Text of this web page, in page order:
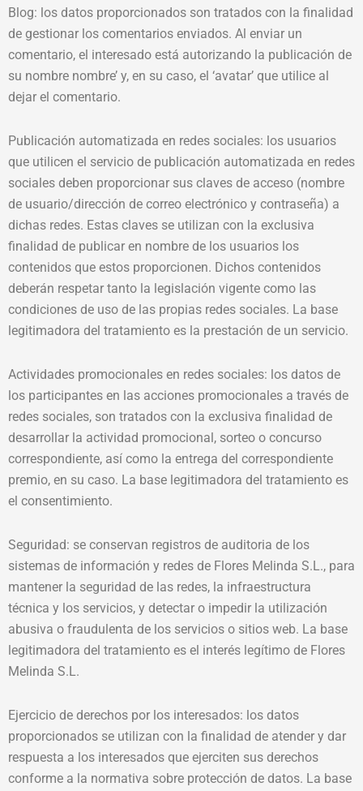
Blog: los datos proporcionados son tratados con la finalidad
de gestionar los comentarios enviados. Al enviar un
comentario, el interesado está autorizando la publicación de
su nombre nombre’ y, en su caso, el ‘avatar’ que utilice al
dejar el comentario.
Publicación automatizada en redes sociales: los usuarios
que utilicen el servicio de publicación automatizada en redes
sociales deben proporcionar sus claves de acceso (nombre
de usuario/dirección de correo electrónico y contraseña) a
dichas redes. Estas claves se utilizan con la exclusiva
finalidad de publicar en nombre de los usuarios los
contenidos que estos proporcionen. Dichos contenidos
deberán respetar tanto la legislación vigente como las
condiciones de uso de las propias redes sociales. La base
legitimadora del tratamiento es la prestación de un servicio.
Actividades promocionales en redes sociales: los datos de
los participantes en las acciones promocionales a través de
redes sociales, son tratados con la exclusiva finalidad de
desarrollar la actividad promocional, sorteo o concurso
correspondiente, así como la entrega del correspondiente
premio, en su caso. La base legitimadora del tratamiento es
el consentimiento.
Seguridad: se conservan registros de auditoria de los
sistemas de información y redes de Flores Melinda S.L., para
mantener la seguridad de las redes, la infraestructura
técnica y los servicios, y detectar o impedir la utilización
abusiva o fraudulenta de los servicios o sitios web. La base
legitimadora del tratamiento es el interés legítimo de Flores
Melinda S.L.
Ejercicio de derechos por los interesados: los datos
proporcionados se utilizan con la finalidad de atender y dar
respuesta a los interesados que ejerciten sus derechos
conforme a la normativa sobre protección de datos. La base